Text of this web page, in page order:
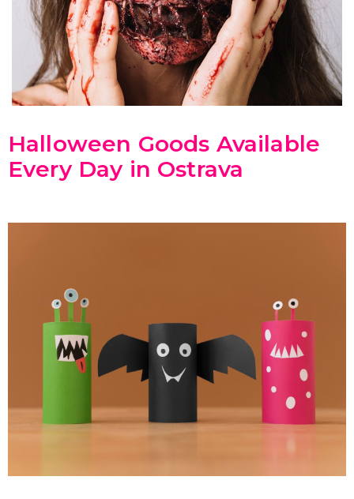
SPORTOVNÍ VYBAVENÍ PRO FANOUŠKY
Oblečení a doplňky
Barvy, make-up, paruky
Výzdoba a dekorace
Halloween Goods Available
Every Day in Ostrava